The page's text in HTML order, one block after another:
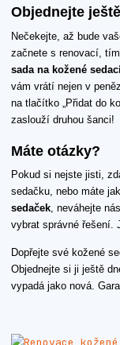
Objednejte
Nečekejte, až bude
začnete s renovací,
sada na kožené
vám vrátí nejen v
na tlačítko „Přidat do
zaslouží druhou šanci!
Máte otázky?
Pokud si nejste jisti,
sedačku, nebo máte
sedaček, neváhejte
vybrat správné řešení.
Dopřejte své kožené
Objednejte si ji ještě
vypadá jako nová.